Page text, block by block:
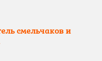
смельчаков и